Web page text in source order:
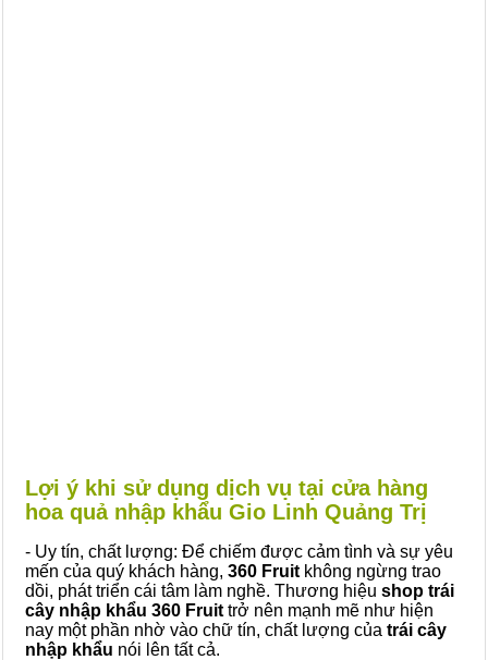
Lợi ý khi sử dụng dịch vụ tại cửa hàng
hoa quả nhập khẩu Gio Linh Quảng Trị
- Uy tín, chất lượng: Để chiếm được cảm tình và sự yêu
mến của quý khách hàng, 360 Fruit không ngừng trao
dồi, phát triển cái tâm làm nghề. Thương hiệu shop trái
cây nhập khẩu 360 Fruit trở nên mạnh mẽ như hiện
nay một phần nhờ vào chữ tín, chất lượng của trái cây
nhập khẩu nói lên tất cả.